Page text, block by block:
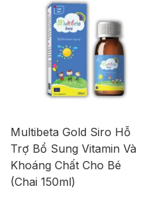
Multibeta Gold Siro Hỗ
Trợ Bổ Sung Vitamin Và
Khoáng Chất Cho Bé
(Chai 150ml)